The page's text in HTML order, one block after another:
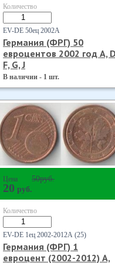
Количество
EV-DE 50ец 2002А
Германия (ФРГ) 50
евроцентов 2002 год А,
F, G, J
В наличии - 1 шт.
Цена 50руб.
20 руб.
Количество
EV-DE 1ец 2002-2012А (25)
Германия (ФРГ) 1
евроцент (2002-2012) А,